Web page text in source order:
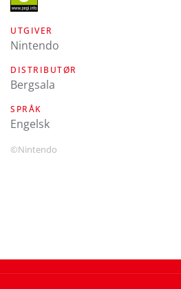
UTGIVER
Nintendo
DISTRIBUTØR
Bergsala
SPRÅK
engelsk
©Nintendo